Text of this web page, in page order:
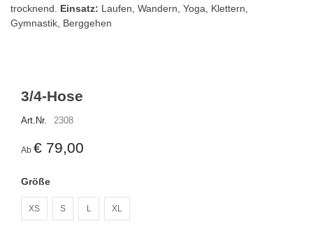
3/4-Hose
Art.Nr. 2308
Ab € 79,00
Größe
XS S L XL
trocknend. Einsatz: Laufen, Wandern, Yoga, Klettern,
Gymnastik, Berggehen